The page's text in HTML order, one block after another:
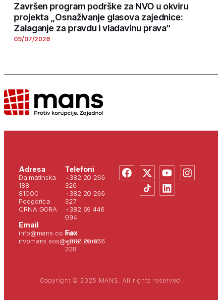
Završen program podrške za NVO u okviru
projekta „Osnaživanje glasova zajednice:
Zalaganje za pravdu i vladavinu prava“
09/07/2026
Adresa
Dalmatinska
188
81000
Podgorica
CRNA GORA
Email
info@mans.co.me
nvomans.sos@gmail.com
Telefoni
+382 20 266
326
+382 20 266
327
+382 69 446
094
Fax
+382 20 266
328
Copyright © 2025 MANS. All rights reserved.